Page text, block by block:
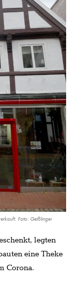
Foto: Geißlinger
legten
eine Theke
Corona.